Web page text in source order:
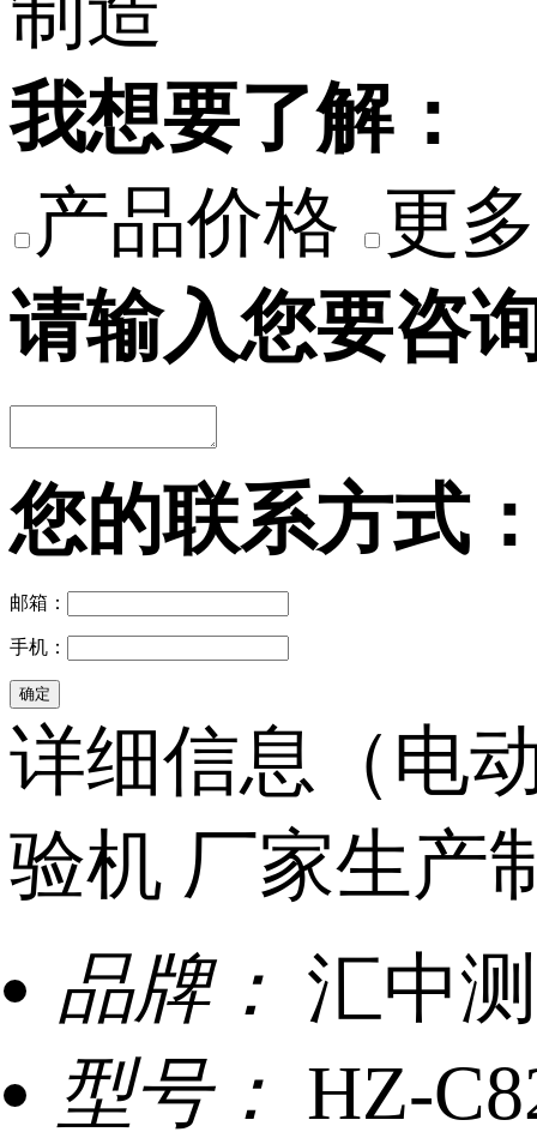
我想要了解：
产品价格 更
请输入您要咨
您的联系方式
邮箱：
手机：
详细信息（电
验机 厂家生产
品牌： 汇中
型号： HZ-